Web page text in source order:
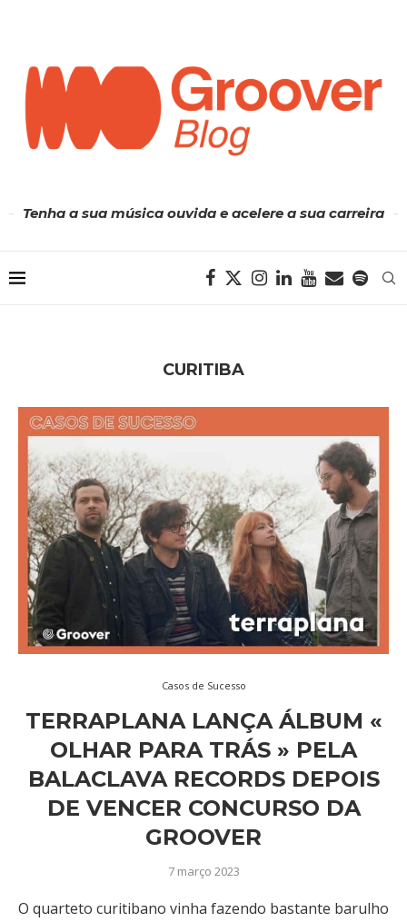
Tenha a sua música ouvida e acelere a sua carreira
CURITIBA
Casos de Sucesso
TERRAPLANA LANÇA ÁLBUM «
OLHAR PARA TRÁS » PELA
BALACLAVA RECORDS DEPOIS
DE VENCER CONCURSO DA
GROOVER
7 março 2023
O quarteto curitibano vinha fazendo bastante barulho